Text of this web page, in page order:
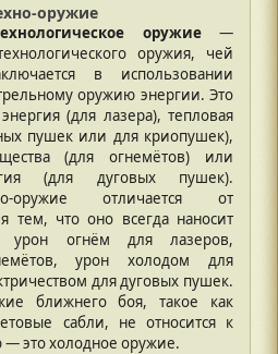
оружие
оружие—
оружия, чей
в использовании
оружию энергии. Это
(для лазера), тепловая
пушек или для криопушек),
(для огнемётов) или
(для дуговых пушек).
оружие отличается от
тем, что оно всегда наносит
урон огнём для лазеров,
урон холодом для
для дуговых пушек.
ближнего боя, такое как
сабли, не относится к
это холодное оружие.